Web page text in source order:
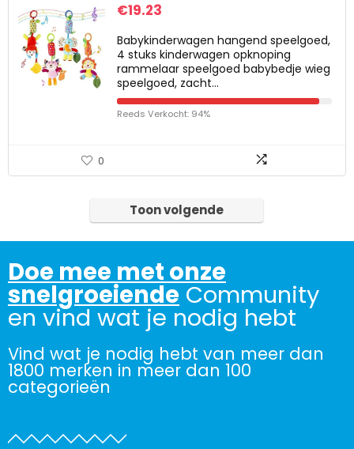
€19.23
Babykinderwagen hangend speelgoed,
4 stuks kinderwagen opknoping
rammelaar speelgoed babybedje wieg
speelgoed, zacht…
Reeds Verkocht: 94%
0
Toon volgende
Doe mee met onze
snelgroeiende Community
en vind wat je nodig hebt
Vind wat je nodig hebt van meer dan
1800 merken in meer dan 100
categorieën